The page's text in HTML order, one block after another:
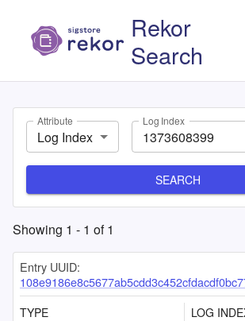
Rekor
Search
Attribute
Log Index
Log Index
SEARCH
Showing 1 - 1 of1
Entry UUID:
TYPE
LOG